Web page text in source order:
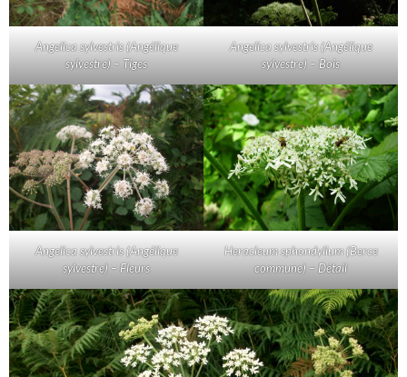
Angelica sylvestris (Angélique
sylvestre) – Tiges
Angelica sylvestris (Angélique
sylvestre) – Bois
Angelica sylvestris (Angélique
sylvestre) – Fleurs
Heracleum sphondylium (Berce
commune) – Détail